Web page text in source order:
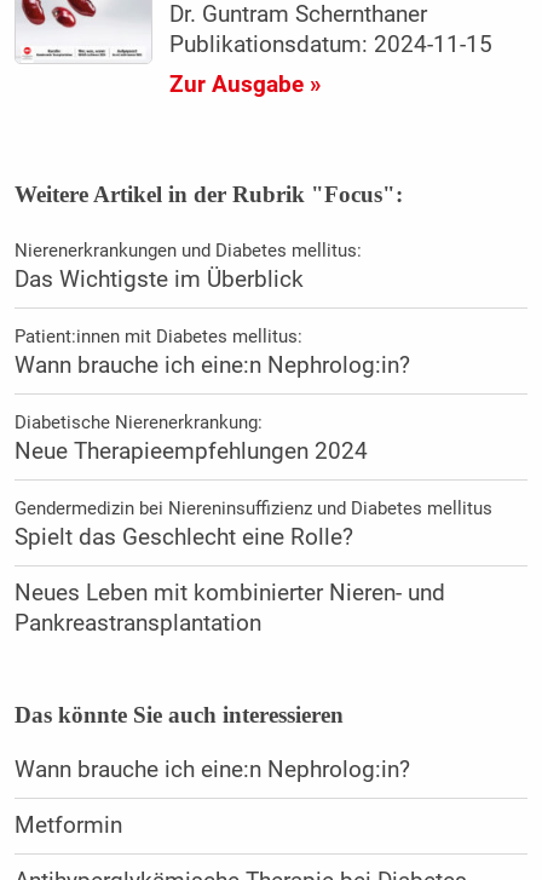
Dr. Guntram Schernthaner
Publikationsdatum: 2024-11-15
Zur Ausgabe »
Weitere Artikel in der Rubrik "Focus":
Nierenerkrankungen und Diabetes mellitus:
Das Wichtigste im Überblick
Patient:innen mit Diabetes mellitus:
Wann brauche ich eine:n Nephrolog:in?
Diabetische Nierenerkrankung:
Neue Therapieempfehlungen 2024
Gendermedizin bei Niereninsuffizienz und Diabetes mellitus
Spielt das Geschlecht eine Rolle?
Neues Leben mit kombinierter Nieren- und
Pankreastransplantation
Das könnte Sie auch interessieren
Wann brauche ich eine:n Nephrolog:in?
Metformin